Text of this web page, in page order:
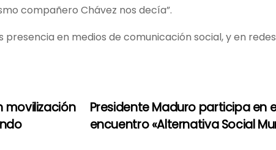
compañero Chávez nos decía”.
en medios de comunicación social, y en
Presidente Maduro participa en
encuentro «Alternativa Social
movilización